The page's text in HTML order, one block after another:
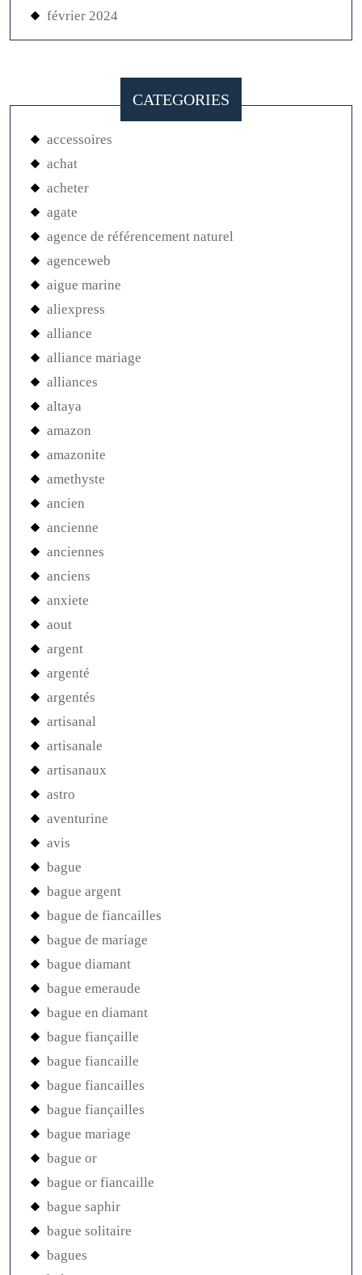
février 2024
CATEGORIES
accessoires
achat
acheter
agate
agence de référencement naturel
agenceweb
aigue marine
aliexpress
alliance
alliance mariage
alliances
altaya
amazon
amazonite
amethyste
ancien
ancienne
anciennes
anciens
anxiete
aout
argent
argenté
argentés
artisanal
artisanale
artisanaux
astro
aventurine
avis
bague
bague argent
bague de fiancailles
bague de mariage
bague diamant
bague emeraude
bague en diamant
bague fiançaille
bague fiancaille
bague fiancailles
bague fiançailles
bague mariage
bague or
bague or fiancaille
bague saphir
bague solitaire
bagues